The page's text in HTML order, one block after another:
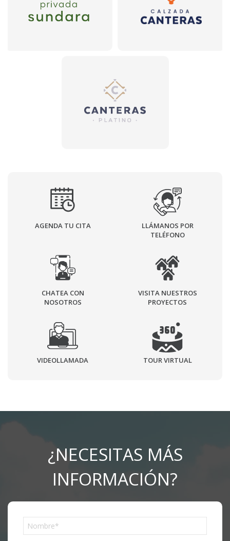
AGENDA TU CITA
LLÁMANOS POR
TELÉFONO
CHATEA CON
NOSOTROS
VISITA NUESTROS
PROYECTOS
VIDEOLLAMADA TOUR VIRTUAL
¿NECESITAS MÁS
INFORMACIÓN?